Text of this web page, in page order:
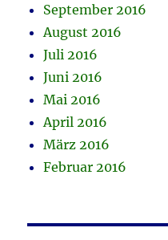
September 2016
August 2016
Juli 2016
Juni 2016
Mai 2016
April 2016
März 2016
Februar 2016